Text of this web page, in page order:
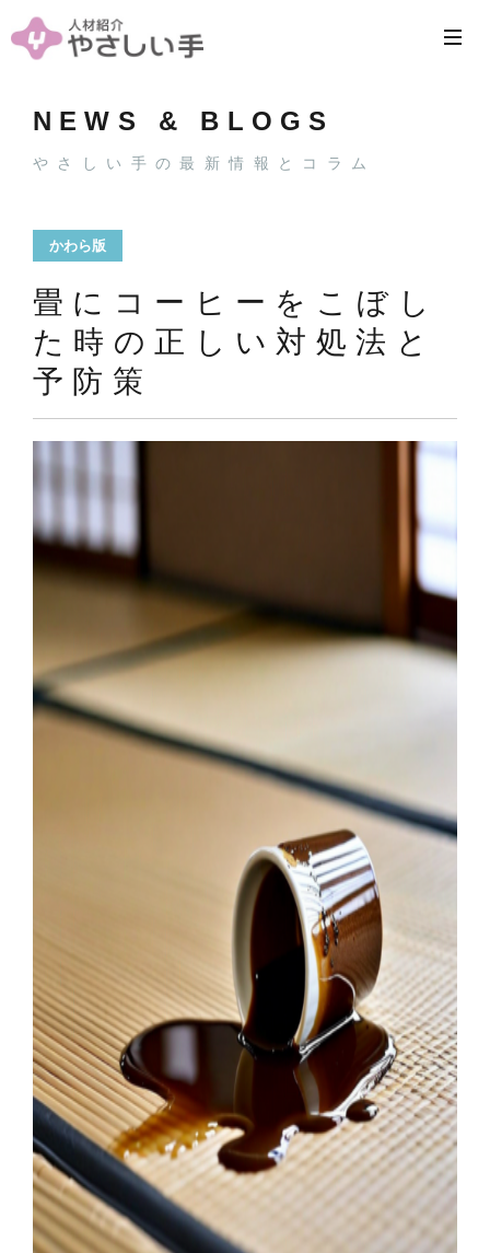
NEWS & BLOGS
やさしい手の最新情報とコラム
かわら版
畳にコーヒーをこぼし
た時の正しい対処法と
予防策